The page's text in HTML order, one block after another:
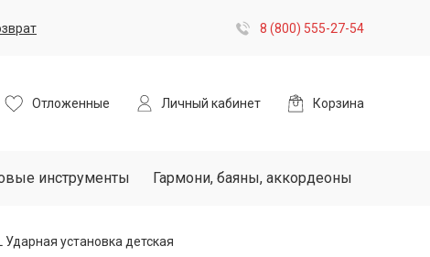
8 (800) 555-27-54
Отложенные Личный кабинет Корзина
инструменты Гармони, баяны, аккордеоны
Ударная установка детская